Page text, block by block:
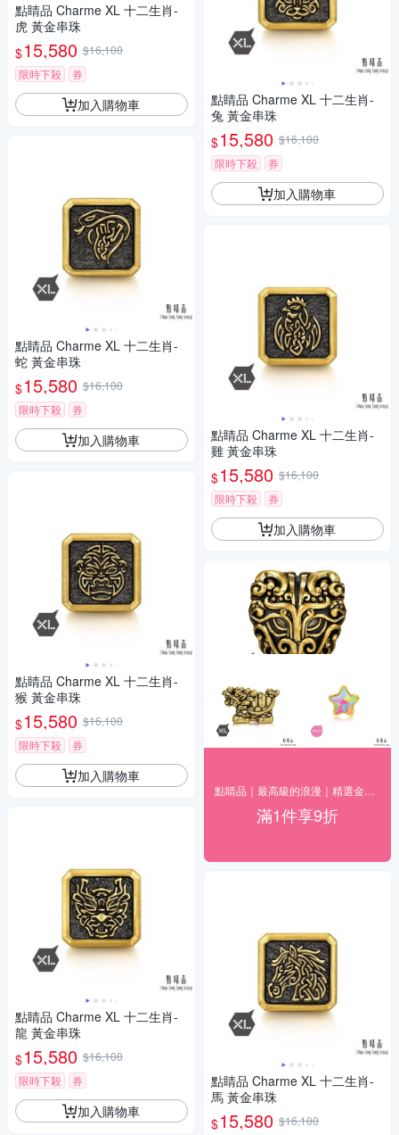
點睛品 Charme XL 十二生肖-
虎 黃金串珠
$15,580 $16,100
限時下殺
券
加入購物車
點睛品 Charme XL 十二生肖-
蛇 黃金串珠
$15,580 $16,100
限時下殺
券
加入購物車
點睛品 Charme XL 十二生肖-
猴 黃金串珠
$15,580 $16,100
限時下殺
券
加入購物車
點睛品 Charme XL 十二生肖-
龍 黃金串珠
$15,580 $16,100
限時下殺
券
加入購物車
點睛品 Charme XL 十二生肖-
兔 黃金串珠
$15,580 $16,100
限時下殺
券
加入購物車
點睛品 Charme XL 十二生肖-
雞 黃金串珠
$15,580 $16,100
限時下殺
券
加入購物車
滿1件享9折
點睛品 Charme XL 十二生肖-
馬 黃金串珠
$15,580 $16,100